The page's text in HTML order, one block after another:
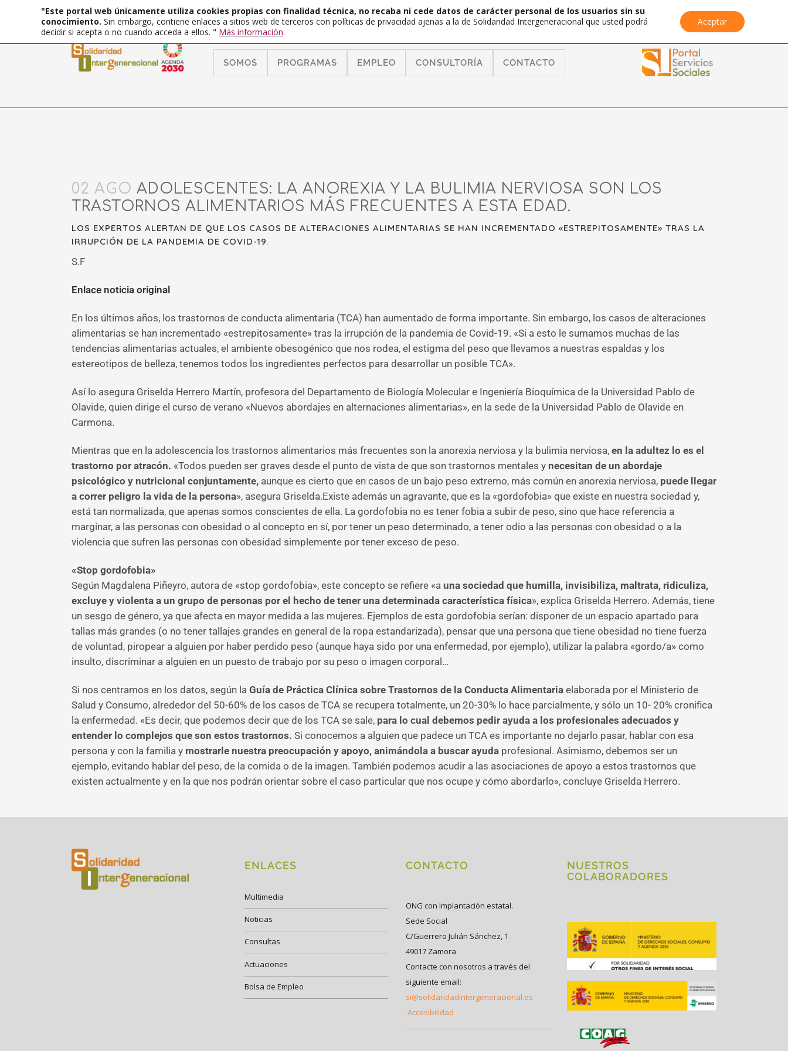
SOMOS PROGRAMAS EMPLEO CONSULTORÍA CONTACTO
02 AGO ADOLESCENTES: LA ANOREXIA Y LA BULIMIA NERVIOSA SON LOS
TRASTORNOS ALIMENTARIOS MÁS FRECUENTES A ESTA EDAD.
LOS EXPERTOS ALERTAN DE QUE LOS CASOS DE ALTERACIONES ALIMENTARIAS SE HAN INCREMENTADO «ESTREPITOSAMENTE» TRAS LA
IRRUPCIÓN DE LA PANDEMIA DE COVID-19.
S.F
Enlace noticia original
En los últimos años, los trastornos de conducta alimentaria (TCA) han aumentado de forma importante. Sin embargo, los casos de alteraciones
alimentarias se han incrementado «estrepitosamente» tras la irrupción de la pandemia de Covid-19. «Si a esto le sumamos muchas de las
tendencias alimentarias actuales, el ambiente obesogénico que nos rodea, el estigma del peso que llevamos a nuestras espaldas y los
estereotipos de belleza, tenemos todos los ingredientes perfectos para desarrollar un posible TCA».
Así lo asegura Griselda Herrero Martín, profesora del Departamento de Biología Molecular e Ingeniería Bioquímica de la Universidad Pablo de
Olavide, quien dirige el curso de verano «Nuevos abordajes en alternaciones alimentarias», en la sede de la Universidad Pablo de Olavide en
Carmona.
Mientras que en la adolescencia los trastornos alimentarios más frecuentes son la anorexia nerviosa y la bulimia nerviosa, en la adultez lo es el
trastorno por atracón. «Todos pueden ser graves desde el punto de vista de que son trastornos mentales y necesitan de un abordaje
psicológico y nutricional conjuntamente, aunque es cierto que en casos de un bajo peso extremo, más común en anorexia nerviosa, puede llegar
a correr peligro la vida de la persona», asegura Griselda.Existe además un agravante, que es la «gordofobia» que existe en nuestra sociedad y,
está tan normalizada, que apenas somos conscientes de ella. La gordofobia no es tener fobia a subir de peso, sino que hace referencia a
marginar, a las personas con obesidad o al concepto en sí, por tener un peso determinado, a tener odio a las personas con obesidad o a la
violencia que sufren las personas con obesidad simplemente por tener exceso de peso.
«Stop gordofobia»
Según Magdalena Piñeyro, autora de «stop gordofobia», este concepto se refiere «a una sociedad que humilla, invisibiliza, maltrata, ridiculiza,
excluye y violenta a un grupo de personas por el hecho de tener una determinada característica física», explica Griselda Herrero. Además, tiene
un sesgo de género, ya que afecta en mayor medida a las mujeres. Ejemplos de esta gordofobia serían: disponer de un espacio apartado para
tallas más grandes (o no tener tallajes grandes en general de la ropa estandarizada), pensar que una persona que tiene obesidad no tiene fuerza
de voluntad, piropear a alguien por haber perdido peso (aunque haya sido por una enfermedad, por ejemplo), utilizar la palabra «gordo/a» como
insulto, discriminar a alguien en un puesto de trabajo por su peso o imagen corporal…
Si nos centramos en los datos, según la Guía de Práctica Clínica sobre Trastornos de la Conducta Alimentaria elaborada por el Ministerio de
Salud y Consumo, alrededor del 50-60% de los casos de TCA se recupera totalmente, un 20-30% lo hace parcialmente, y sólo un 10- 20% cronifica
la enfermedad. «Es decir, que podemos decir que de los TCA se sale, para lo cual debemos pedir ayuda a los profesionales adecuados y
entender lo complejos que son estos trastornos. Si conocemos a alguien que padece un TCA es importante no dejarlo pasar, hablar con esa
persona y con la familia y mostrarle nuestra preocupación y apoyo, animándola a buscar ayuda profesional. Asimismo, debemos ser un
ejemplo, evitando hablar del peso, de la comida o de la imagen. También podemos acudir a las asociaciones de apoyo a estos trastornos que
existen actualmente y en la que nos podrán orientar sobre el caso particular que nos ocupe y cómo abordarlo», concluye Griselda Herrero.
ENLACES
Multimedia
Noticias
Consultas
Actuaciones
Bolsa de Empleo
CONTACTO
ONG con Implantación estatal.
Sede Social
C/Guerrero Julián Sánchez, 1
49017 Zamora
Contacte con nosotros a través del
siguiente email:
si@solidaridadintergeneracional.es
Accesibilidad
NUESTROS
COLABORADORES
"Este portal web únicamente utiliza cookies propias con finalidad técnica, no recaba ni cede datos de carácter personal de los usuarios sin su
conocimiento. Sin embargo, contiene enlaces a sitios web de terceros con políticas de privacidad ajenas a la de Solidaridad Intergeneracional que usted podrá
decidir si acepta o no cuando acceda a ellos. " Más información
Aceptar